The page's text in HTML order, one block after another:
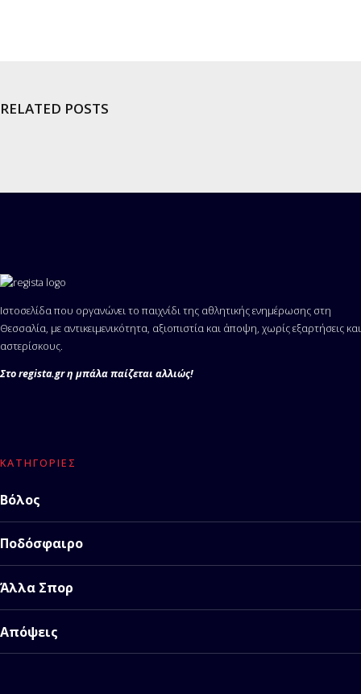
RELATED POSTS
Ιστοσελίδα που οργανώνει το παιχνίδι της αθλητικής ενημέρωσης στη
Θεσσαλία, με αντικειμενικότητα, αξιοπιστία και άποψη, χωρίς εξαρτήσεις και
αστερίσκους.
Στο regista.gr η μπάλα παίζεται αλλιώς!
ΚΑΤΗΓΟΡΊΕΣ
Βόλος
Ποδόσφαιρο
Άλλα Σπορ
Απόψεις